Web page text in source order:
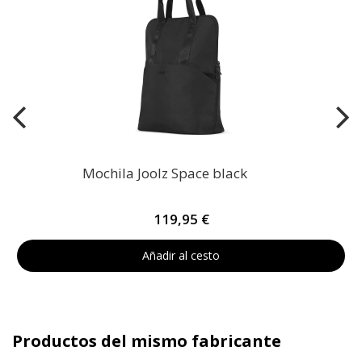
Mochila Joolz Space black
119,95 €
Añadir al cesto
Productos del mismo fabricante